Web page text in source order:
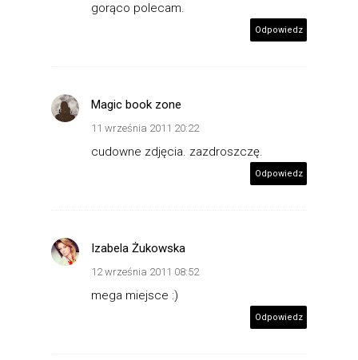
gorąco polecam.
Odpowiedz
Magic book zone
11 września 2011 20:22
cudowne zdjęcia. zazdroszczę.
Odpowiedz
Izabela Żukowska
12 września 2011 08:52
mega miejsce :)
Odpowiedz